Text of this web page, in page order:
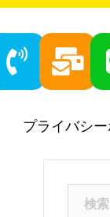
プライバシ